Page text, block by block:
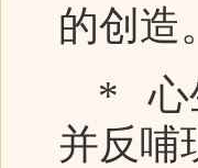
的创造。
* 心
并反哺